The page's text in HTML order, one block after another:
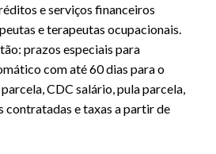
e serviços financeiros
e terapeutas ocupacionais.
prazos especiais para
com até 60 dias para o
CDC salário, pula parcela,
contratadas e taxas a partir de